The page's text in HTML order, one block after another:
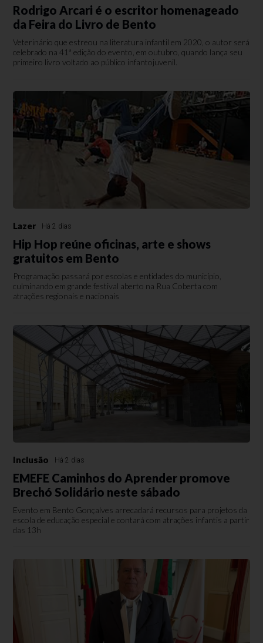
Rodrigo Arcari é o escritor homenageado
da Feira do Livro de Bento
Veterinário que estreou na literatura infantil em 2020, o autor será
celebrado na 41ª edição do evento, em outubro, quando lança seu
primeiro livro voltado ao público infantojuvenil.
Lazer Há 2 dias
Hip Hop reúne oficinas, arte e shows
gratuitos em Bento
Programação passará por escolas e entidades do município,
culminando em grande festival aberto na Rua Coberta com
atrações regionais e nacionais
Inclusão Há 2 dias
EMEFE Caminhos do Aprender promove
Brechó Solidário neste sábado
Evento em Bento Gonçalves arrecadará recursos para projetos da
escola de educação especial e contará com atrações infantis a partir
das 13h